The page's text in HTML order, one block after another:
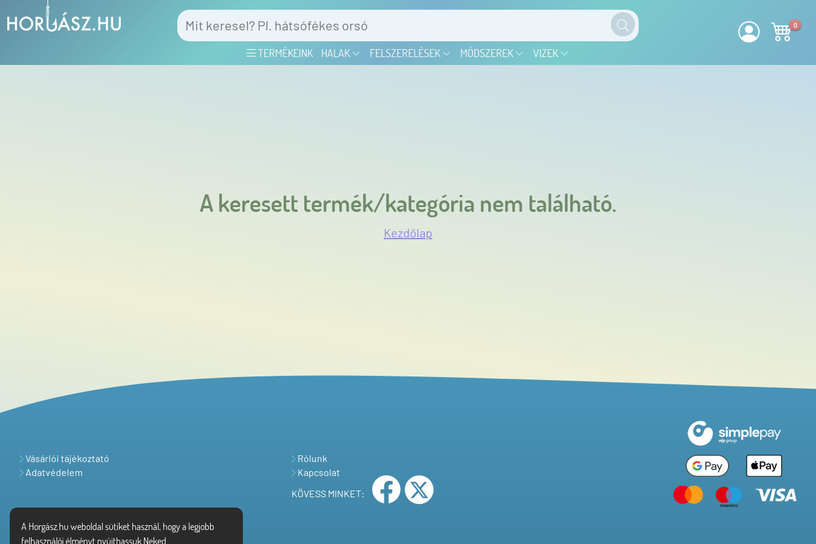
A Horgász.hu weboldal sütiket használ, hogy a legjobb
felhasználói élményt nyújthassuk Neked.
TERMÉKEINK HALAK FELSZERELÉSEK MÓDSZEREK VIZEK
0
A keresett termék/kategória nem található.
Kezdőlap
Vásárlói tájékoztató
Adatvédelem
Rólunk
Kapcsolat
KÖVESS MINKET: